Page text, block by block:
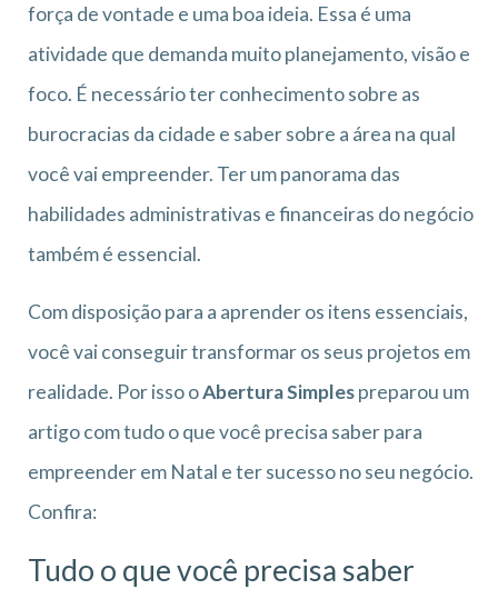
força de vontade e uma boa ideia. Essa é uma
atividade que demanda muito planejamento, visão e
foco. É necessário ter conhecimento sobre as
burocracias da cidade e saber sobre a área na qual
você vai empreender. Ter um panorama das
habilidades administrativas e financeiras do negócio
também é essencial.
Com disposição para a aprender os itens essenciais,
você vai conseguir transformar os seus projetos em
realidade. Por isso oAbertura Simplespreparou um
artigo com tudo o que você precisa saber para
empreender em Natal e ter sucesso no seu negócio.
Confira:
Tudo o que você precisa saber